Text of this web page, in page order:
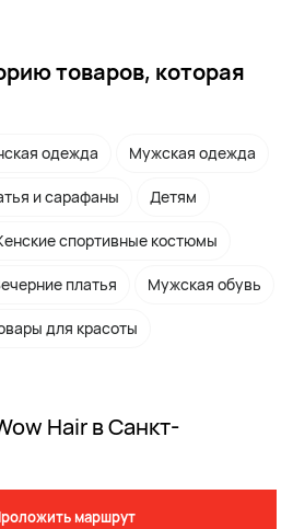
товаров, которая
одежда Мужская одежда
и сарафаны Детям
спортивные костюмы
платья Мужская обувь
для красоты
Hair в Санкт-
маршрут